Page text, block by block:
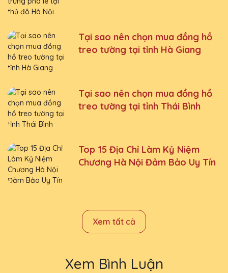
Tại sao nên chọn mua đồng hồ
treo tường tại tỉnh Hà Giang
Tại sao nên chọn mua đồng hồ
treo tường tại tỉnh Thái Bình
Top 15 Địa Chỉ Làm Kỷ Niệm
Chương Hà Nội Đảm Bảo Uy Tín
Xem tất cả
Xem Bình Luận